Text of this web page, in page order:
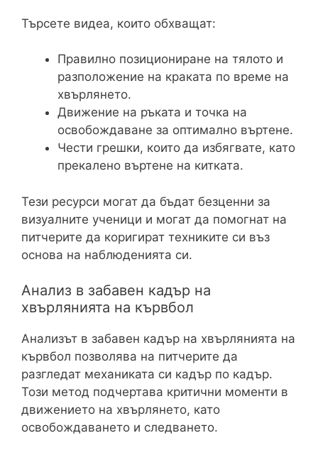
Търсете видеа, които обхващат:
Правилно позициониране на тялото и
разположение на краката по време на
хвърлянето.
Движение на ръката и точка на
освобождаване за оптимално въртене.
Чести грешки, които да избягвате, като
прекалено въртене на китката.
Тези ресурси могат да бъдат безценни за
визуалните ученици и могат да помогнат на
питчерите да коригират техниките си въз
основа на наблюденията си.
Анализ в забавен кадър на
хвърлянията на кървбол
Анализът в забавен кадър на хвърлянията на
кървбол позволява на питчерите да
разгледат механиката си кадър по кадър.
Този метод подчертава критични моменти в
движението на хвърлянето, като
освобождаването и следването.